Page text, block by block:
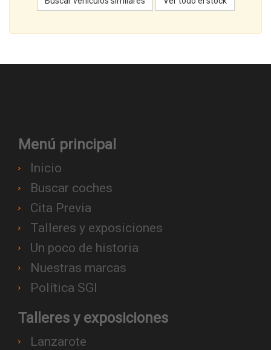
Menú principal
Inicio
Buscar coches
Cita Previa
Talleres y exposiciones
Un poco de historia
Nuestras marcas
Política SGI
Talleres y exposiciones
Lanzarote